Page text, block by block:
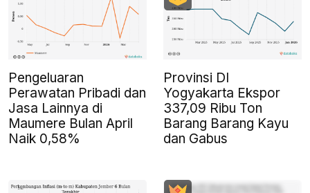
Pengeluaran
Perawatan Pribadi dan
Jasa Lainnya di
Maumere Bulan April
Naik 0,58%
Provinsi DI
Yogyakarta Ekspor
337,09 Ribu Ton
Barang Barang Kayu
dan Gabus